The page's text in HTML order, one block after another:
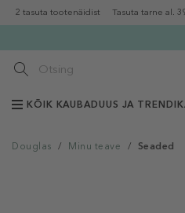
2 tasuta tootenäidist Tasuta tarne al.
KÕIK KAUBADUUS JA
Douglas / Minu teave / Seaded